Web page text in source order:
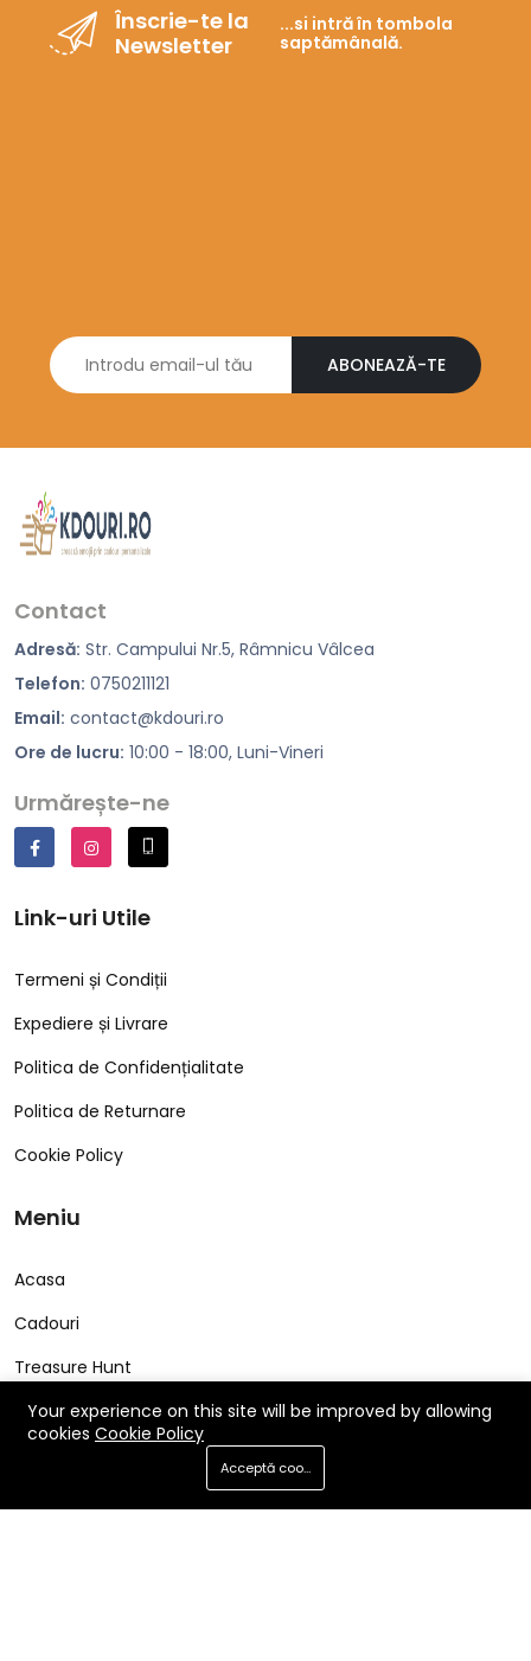
Înscrie-te la
Newsletter
...si intră în tombola
saptămânală.
ABONEAZĂ-TE
Contact
Adresă: Str. Campului Nr.5, Râmnicu Vâlcea
Telefon: 0750211121
Email: contact@kdouri.ro
Ore de lucru: 10:00 - 18:00, Luni-Vineri
Urmărește-ne
Link-uri Utile
Termeni și Condiții
Expediere și Livrare
Politica de Confidențialitate
Politica de Returnare
Cookie Policy
Meniu
Acasa
Cadouri
Treasure Hunt
Cerere Produs
Your experience on this site will be improved by allowing
cookies Cookie Policy
Acceptă cookie-uri